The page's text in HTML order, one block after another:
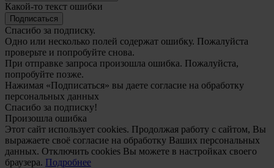
Какой-то текст ошибки
Подписаться
Спасибо за подписку.
Одно или несколько полей содержат ошибку. Пожалуйста
проверьте и попробуйте снова.
При отправке запроса произошла ошибка. Пожалуйста,
попробуйте позже.
Нажимая «Подписаться» вы даете согласие на обработку
персональных данных
Спасибо за подписку!
Произошла ошибка
Этот сайт использует cookies. Продолжая работу с сайтом, Вы
выражаете своё согласие на обработку Ваших персональных
данных. Отключить cookies Вы можете в настройках своего
браузера. Подробнее